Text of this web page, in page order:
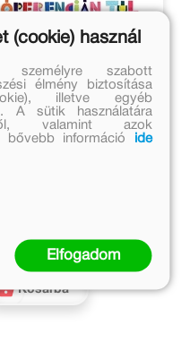
innen,
túl
Ft
Kosárba
(cookie) használ
személyre szabott
élmény biztosítása
illetve egyéb
A sütik használatára
valamint azok
bővebb információ
ide
Elfogadom